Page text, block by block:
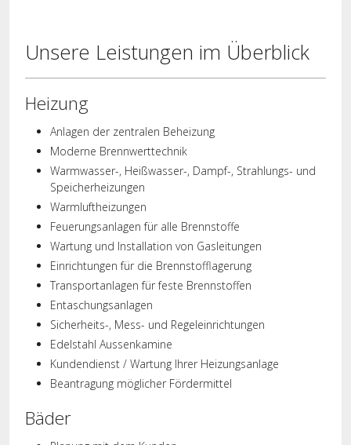
Unsere Leistungen im Überblick
Heizung
Anlagen der zentralen Beheizung
Moderne Brennwerttechnik
Warmwasser-, Heißwasser-, Dampf-, Strahlungs- und
Speicherheizungen
Warmluftheizungen
Feuerungsanlagen für alle Brennstoffe
Wartung und Installation von Gasleitungen
Einrichtungen für die Brennstofflagerung
Transportanlagen für feste Brennstoffen
Entaschungsanlagen
Sicherheits-, Mess- und Regeleinrichtungen
Edelstahl Aussenkamine
Kundendienst / Wartung Ihrer Heizungsanlage
Beantragung möglicher Fördermittel
Bäder